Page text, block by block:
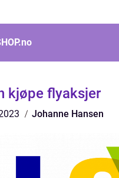
no
kjøpe flyaksjer
Johanne Hansen